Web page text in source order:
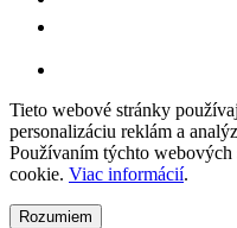
Tieto webové stránky
personalizáciu reklám a
Používaním týchto webových
cookie. Viac informácií.
Rozumiem